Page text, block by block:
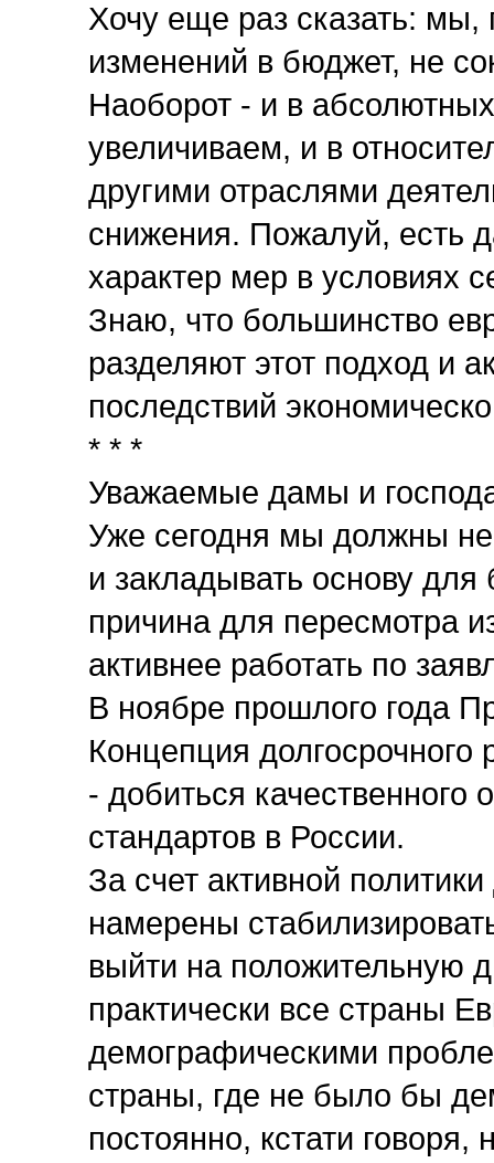
Хочу еще раз сказать:
изменений в бюджет, не
Наоборот - и в
увеличиваем, и в
другими отраслями
снижения. Пожалуй, есть
характер мер в условиях
Знаю, что большинство
разделяют этот подход и
последствий
* * *
Уважаемые дамы и
Уже сегодня мы должны
и закладывать основу для
причина для пересмотра
активнее работать по
В ноябре прошлого года
Концепция долгосрочного
- добиться
стандартов в России.
За счет активной
намерены
выйти на положительную
практически все страны
демографическими
страны, где не было бы
постоянно, кстати говоря,